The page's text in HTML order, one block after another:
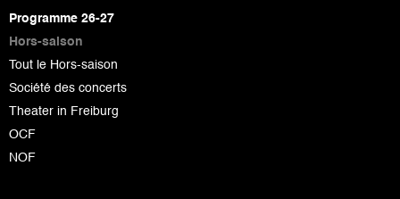
page
Programme 26-27
Hors-saison
Tout le Hors-saison
Société des concerts
Theater in Freiburg
OCF
NOF